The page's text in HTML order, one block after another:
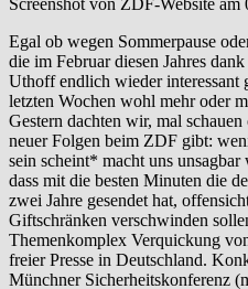
Screenshot von ZDF-Website am
Egal ob wegen Sommerpause
die im Februar diesen Jahres
Uthoff endlich wieder interessant
letzten Wochen wohl mehr oder
Gestern dachten wir, mal
neuer Folgen beim ZDF gibt:
sein scheint* macht uns unsagbar
dass mit die besten Minuten die
zwei Jahre gesendet hat,
Giftschränken verschwinden
Themenkomplex Verquickung
freier Presse in Deutschland.
Münchner Sicherheitskonferenz